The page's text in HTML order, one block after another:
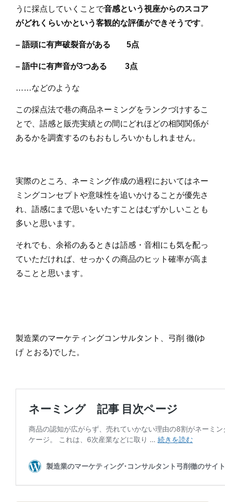
うに採点していくことで音感という視座からのスコア
がどれくらいかという客観的な評価ができそうです。
– 語頭に有声破裂音がある 5点
– 語中に有声音が3つある 3点
……などのような
この採点法で巷の商品ネーミングをランクづけするこ
とで、語感と販売実績との間にどれほどの相関関係が
あるかを調査するのもおもしろいかもしれません。
実際のところ、ネーミング作成の過程においてはネー
ミングコンセプトや意味性を追いかけることが優先さ
れ、語感にまで思いをいたすことはむずかしいことも
多いと思います。
それでも、余裕のあるときは語感・音相にも気を配っ
ていただければ、せっかくの商品のヒット確率が高ま
ることと思います。
製造業のマーケティングコンサルタント、弓削 徹(ゆ
げ とおる)でした。